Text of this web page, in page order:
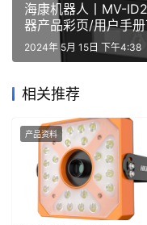
海康机器人丨MV-
器产品彩页/用户手
2024年 5月 15日 下午4:38
相关推荐
产品资料